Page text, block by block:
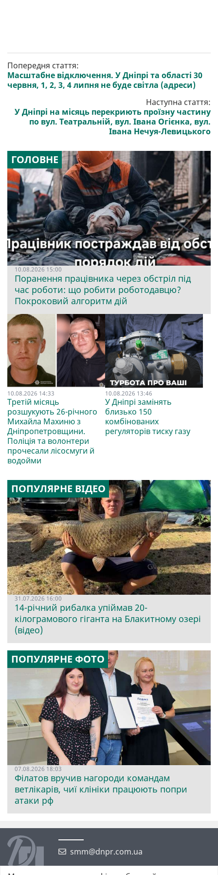
Попередня стаття:
Масштабне відключення. У Дніпрі та області 30
червня, 1, 2, 3, 4 липня не буде світла (адреси)
Наступна стаття:
У Дніпрі на місяць перекриють проїзну частину
по вул. Театральній, вул. Івана Огієнка, вул.
Івана Нечуя-Левицького
ГОЛОВНЕ
10.08.2026 15:00
Поранення працівника через обстріл під
час роботи: що робити роботодавцю?
Покроковий алгоритм дій
10.08.2026 14:33
Третій місяць
розшукують 26-річного
Михайла Махиню з
Дніпропетровщини.
Поліція та волонтери
прочесали лісосмуги й
водойми
10.08.2026 13:46
У Дніпрі замінять
близько 150
комбінованих
регуляторів тиску газу
ПОПУЛЯРНЕ ВІДЕО
31.07.2026 16:00
14-річний рибалка упіймав 20-
кілограмового гіганта на Блакитному озері
(відео)
ПОПУЛЯРНЕ ФОТО
07.08.2026 18:03
Філатов вручив нагороди командам
ветлікарів, чиї клініки працюють попри
атаки рф
smm@dnpr.com.ua